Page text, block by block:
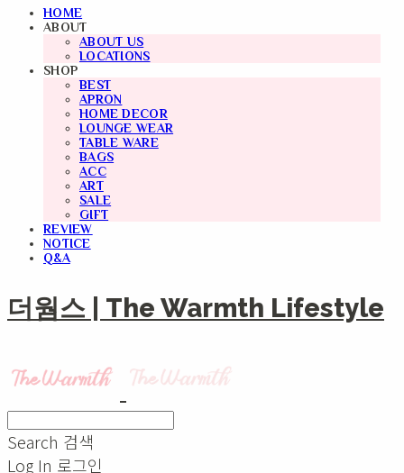
HOME
ABOUT
ABOUT US
LOCATIONS
SHOP
BEST
APRON
HOME DECOR
LOUNGE WEAR
TABLE WARE
BAGS
ACC
ART
SALE
GIFT
REVIEW
NOTICE
Q&A
더웜스 | The Warmth Lifestyle
Search 검색
Log In 로그인